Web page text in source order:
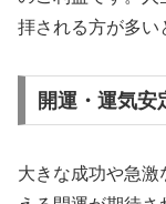
拝される方が多い
開運・運気安
大きな成功や急